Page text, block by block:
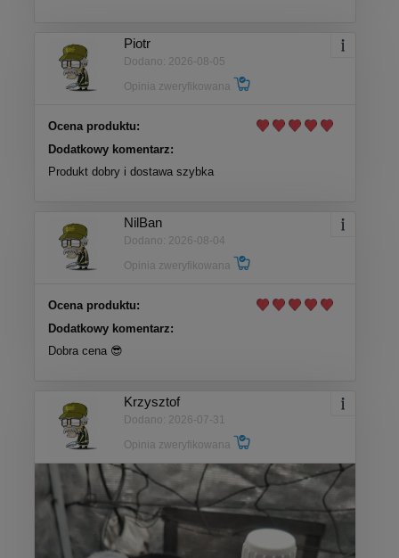
Piotr
Dodano: 2026-08-05
Opinia zweryfikowana
Ocena produktu:
Dodatkowy komentarz:
Produkt dobry i dostawa szybka
NilBan
Dodano: 2026-08-04
Opinia zweryfikowana
Ocena produktu:
Dodatkowy komentarz:
Dobra cena 😎
Krzysztof
Dodano: 2026-07-31
Opinia zweryfikowana